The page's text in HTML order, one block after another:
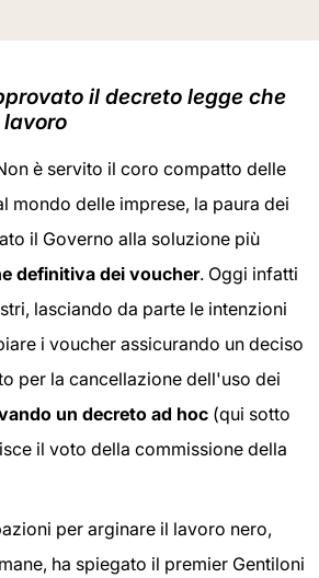
il decreto legge che
è servito il coro compatto delle
mondo delle imprese, la paura dei
il Governo alla soluzione più
definitiva dei voucher. Oggi infatti
lasciando da parte le intenzioni
i voucher assicurando un deciso
per la cancellazione dell'uso dei
un decreto ad hoc (qui sotto
il voto della commissione della
per arginare il lavoro nero,
ha spiegato il premier Gentiloni